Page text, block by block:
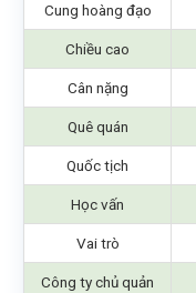
Cung hoàng đạo
Chiều cao
Cân nặng
Quê quán
Quốc tịch
Học vấn
Vai trò
Công ty chủ quản